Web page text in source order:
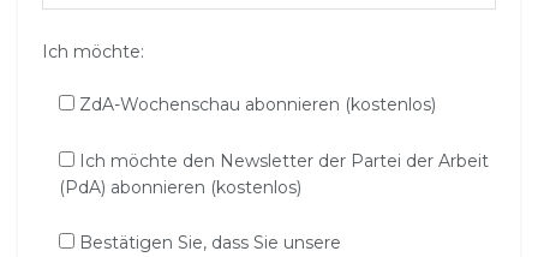
Ich möchte:
ZdA-Wochenschau abonnieren (kostenlos)
Ich möchte den Newsletter der Partei der Arbeit
(PdA) abonnieren (kostenlos)
Bestätigen Sie, dass Sie unsere